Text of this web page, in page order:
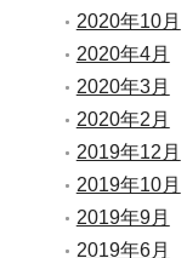
2020年10月
2020年4月
2020年3月
2020年2月
2019年12月
2019年10月
2019年9月
2019年6月